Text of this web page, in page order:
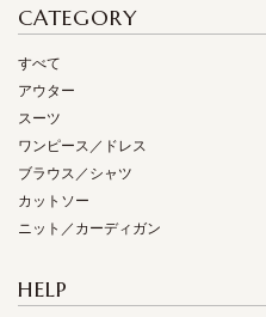
CATEGORY
すべて
アウター
スーツ
ワンピース／ドレス
ブラウス／シャツ
カットソー
ニット／カーディガン
HELP